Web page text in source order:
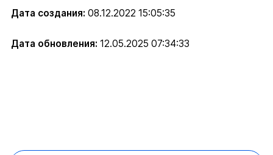
Дата создания: 08.12.2022 15:05:35
Дата обновления: 12.05.2025 07:34:33